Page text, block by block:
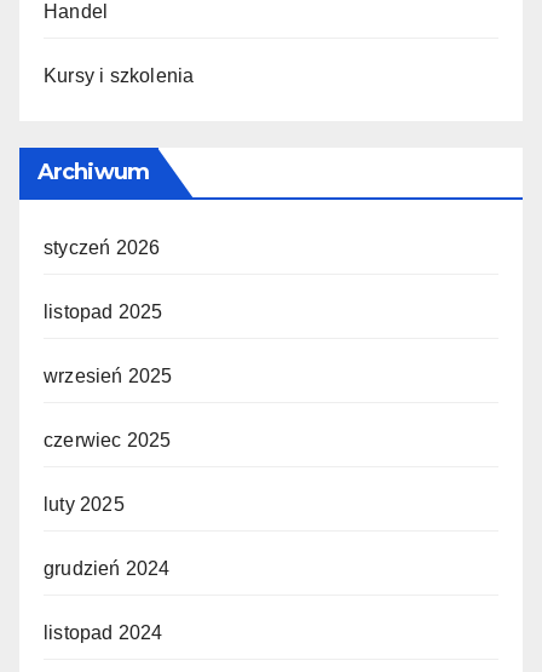
Handel
Kursy i szkolenia
Archiwum
styczeń 2026
listopad 2025
wrzesień 2025
czerwiec 2025
luty 2025
grudzień 2024
listopad 2024